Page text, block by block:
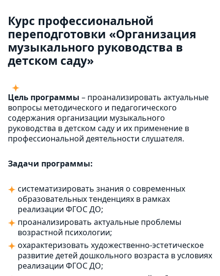
Курс профессиональной
переподготовки «Организация
музыкального руководства в
детском саду»
Цель программы – проанализировать актуальные
вопросы методического и педагогического
содержания организации музыкального
руководства в детском саду и их применение в
профессиональной деятельности слушателя.
Задачи программы:
систематизировать знания о современных
образовательных тенденциях в рамках
реализации ФГОС ДО;
проанализировать актуальные проблемы
возрастной психологии;
охарактеризовать художественно-эстетическое
развитие детей дошкольного возраста в условиях
реализации ФГОС ДО;